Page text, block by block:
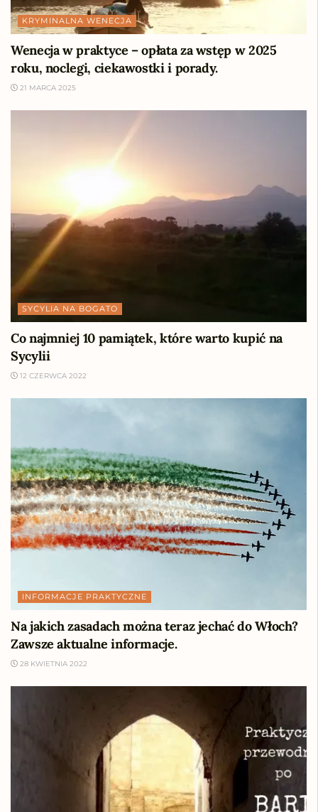
KRYMINALNA WENECJA
Wenecja w praktyce – opłata za wstęp w 2025
roku, noclegi, ciekawostki i porady.
21 MARCA 2025
SYCYLIA NA BOGATO
Co najmniej 10 pamiątek, które warto kupić na
Sycylii
12 CZERWCA 2022
INFORMACJE PRAKTYCZNE
Na jakich zasadach można teraz jechać do Włoch?
Zawsze aktualne informacje.
28 KWIETNIA 2022